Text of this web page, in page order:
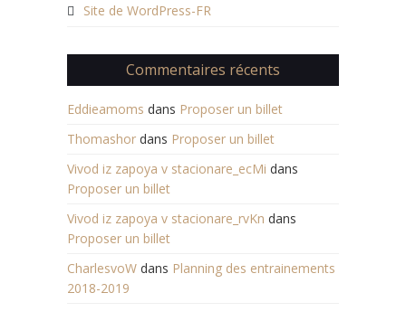
Site de WordPress-FR
Commentaires récents
Eddieamoms dans Proposer un billet
Thomashor dans Proposer un billet
Vivod iz zapoya v stacionare_ecMi dans
Proposer un billet
Vivod iz zapoya v stacionare_rvKn dans
Proposer un billet
CharlesvoW dans Planning des entrainements
2018-2019